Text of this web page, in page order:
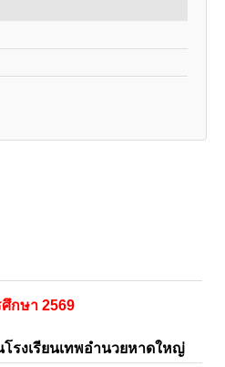
กษา 2569
รงเรียนเทพอำนวยหาดใหญ่